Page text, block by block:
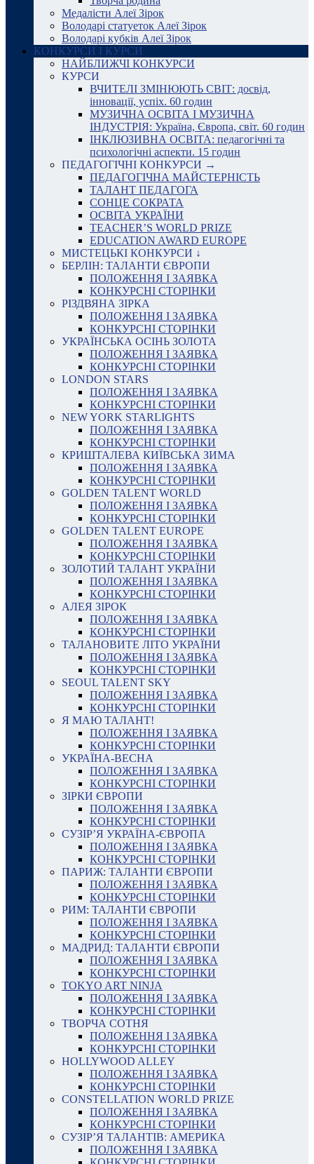
Медалісти Алеї Зірок
Володарі статуеток Алеї Зірок
Володарі кубків Алеї Зірок
КОНКУРСИ І КУРСИ
НАЙБЛИЖЧІ КОНКУРСИ
КУРСИ
ВЧИТЕЛІ ЗМІНЮЮТЬ СВІТ: досвід,
інновації, успіх. 60 годин
МУЗИЧНА ОСВІТА І МУЗИЧНА
ІНДУСТРІЯ: Україна, Європа, світ. 60 годин
ІНКЛЮЗИВНА ОСВІТА: педагогічні та
психологічні аспекти. 15 годин
ПЕДАГОГІЧНІ КОНКУРСИ →
ПЕДАГОГІЧНА МАЙСТЕРНІСТЬ
ТАЛАНТ ПЕДАГОГА
СОНЦЕ СОКРАТА
ОСВІТА УКРАЇНИ
TEACHER’S WORLD PRIZE
EDUCATION AWARD EUROPE
МИСТЕЦЬКІ КОНКУРСИ ↓
БЕРЛІН: ТАЛАНТИ ЄВРОПИ
ПОЛОЖЕННЯ І ЗАЯВКА
КОНКУРСНІ СТОРІНКИ
РІЗДВЯНА ЗІРКА
ПОЛОЖЕННЯ І ЗАЯВКА
КОНКУРСНІ СТОРІНКИ
УКРАЇНСЬКА ОСІНЬ ЗОЛОТА
ПОЛОЖЕННЯ І ЗАЯВКА
КОНКУРСНІ СТОРІНКИ
LONDON STARS
ПОЛОЖЕННЯ І ЗАЯВКА
КОНКУРСНІ СТОРІНКИ
NEW YORK STARLIGHTS
ПОЛОЖЕННЯ І ЗАЯВКА
КОНКУРСНІ СТОРІНКИ
КРИШТАЛЕВА КИЇВСЬКА ЗИМА
ПОЛОЖЕННЯ І ЗАЯВКА
КОНКУРСНІ СТОРІНКИ
GOLDEN TALENT WORLD
ПОЛОЖЕННЯ І ЗАЯВКА
КОНКУРСНІ СТОРІНКИ
GOLDEN TALENT EUROPE
ПОЛОЖЕННЯ І ЗАЯВКА
КОНКУРСНІ СТОРІНКИ
ЗОЛОТИЙ ТАЛАНТ УКРАЇНИ
ПОЛОЖЕННЯ І ЗАЯВКА
КОНКУРСНІ СТОРІНКИ
АЛЕЯ ЗІРОК
ПОЛОЖЕННЯ І ЗАЯВКА
КОНКУРСНІ СТОРІНКИ
ТАЛАНОВИТЕ ЛІТО УКРАЇНИ
ПОЛОЖЕННЯ І ЗАЯВКА
КОНКУРСНІ СТОРІНКИ
SEOUL TALENT SKY
ПОЛОЖЕННЯ І ЗАЯВКА
КОНКУРСНІ СТОРІНКИ
Я МАЮ ТАЛАНТ!
ПОЛОЖЕННЯ І ЗАЯВКА
КОНКУРСНІ СТОРІНКИ
УКРАЇНА-ВЕСНА
ПОЛОЖЕННЯ І ЗАЯВКА
КОНКУРСНІ СТОРІНКИ
ЗІРКИ ЄВРОПИ
ПОЛОЖЕННЯ І ЗАЯВКА
КОНКУРСНІ СТОРІНКИ
СУЗІР’Я УКРАЇНА-ЄВРОПА
ПОЛОЖЕННЯ І ЗАЯВКА
КОНКУРСНІ СТОРІНКИ
ПАРИЖ: ТАЛАНТИ ЄВРОПИ
ПОЛОЖЕННЯ І ЗАЯВКА
КОНКУРСНІ СТОРІНКИ
РИМ: ТАЛАНТИ ЄВРОПИ
ПОЛОЖЕННЯ І ЗАЯВКА
КОНКУРСНІ СТОРІНКИ
МАДРИД: ТАЛАНТИ ЄВРОПИ
ПОЛОЖЕННЯ І ЗАЯВКА
КОНКУРСНІ СТОРІНКИ
TOKYO ART NINJA
ПОЛОЖЕННЯ І ЗАЯВКА
КОНКУРСНІ СТОРІНКИ
ТВОРЧА СОТНЯ
ПОЛОЖЕННЯ І ЗАЯВКА
КОНКУРСНІ СТОРІНКИ
HOLLYWOOD ALLEY
ПОЛОЖЕННЯ І ЗАЯВКА
КОНКУРСНІ СТОРІНКИ
CONSTELLATION WORLD PRIZE
ПОЛОЖЕННЯ І ЗАЯВКА
КОНКУРСНІ СТОРІНКИ
СУЗІР’Я ТАЛАНТІВ: АМЕРИКА
ПОЛОЖЕННЯ І ЗАЯВКА